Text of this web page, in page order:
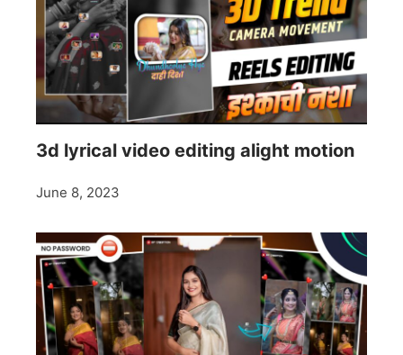
3d lyrical video editing alight motion
June 8, 2023